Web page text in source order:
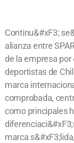
Continu&#xF3;
alianza entre
de la empresa
deportistas de
marca
comprobada,
como principales
marca